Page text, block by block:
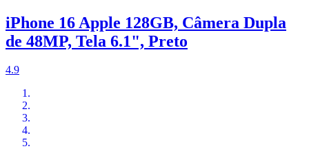
iPhone 16 Apple 128GB, Câmera Dupla
de 48MP, Tela 6.1", Preto
4.9